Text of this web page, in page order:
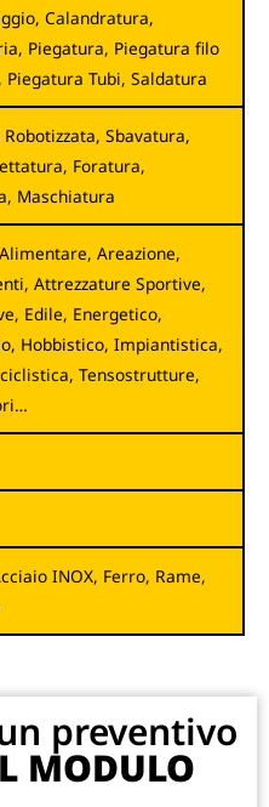
Calandratura,
Piegatura, Piegatura filo
Tubi, Saldatura
Sbavatura,
Foratura,
Maschiatura
Areazione,
Attrezzature Sportive,
Edile, Energetico,
Hobbistico, Impiantistica,
Tensostrutture,
INOX, Ferro, Rame,
preventivo
MODULO